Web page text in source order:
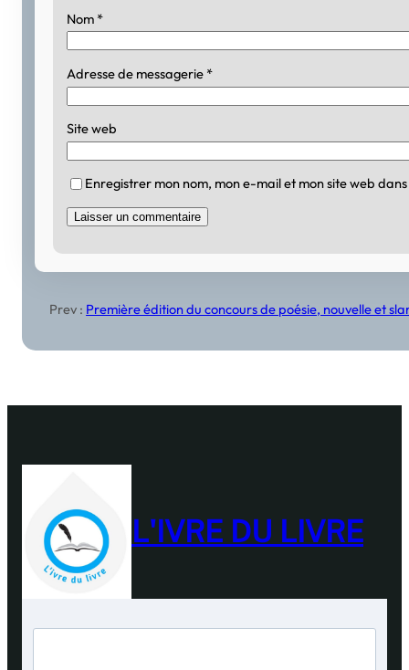
Nom *
Adresse de messagerie *
Site web
Enregistrer mon nom, mon e-mail et mon site web
Prev : Première édition du concours de poésie, nouvelle et
L'IVRE DU LIVRE